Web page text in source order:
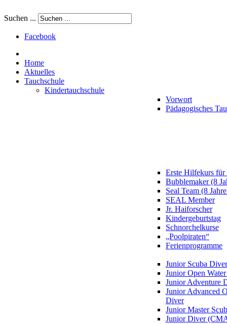
Suchen ...
Facebook
Home
Aktuelles
Tauchschule
Kindertauchschule
Vorwort
Pädagogisches
Erste Hilfekurs
Bubblemaker (8
Seal Team (8
SEAL Member
Jr. Haiforscher
Kindergeburtstag
Schnorchelkurse
„Poolpiraten“
Ferienprogramme
Junior Scuba Diver
Junior Open
Junior Adventure
Junior Advanced
Diver
Junior Master
Junior Diver